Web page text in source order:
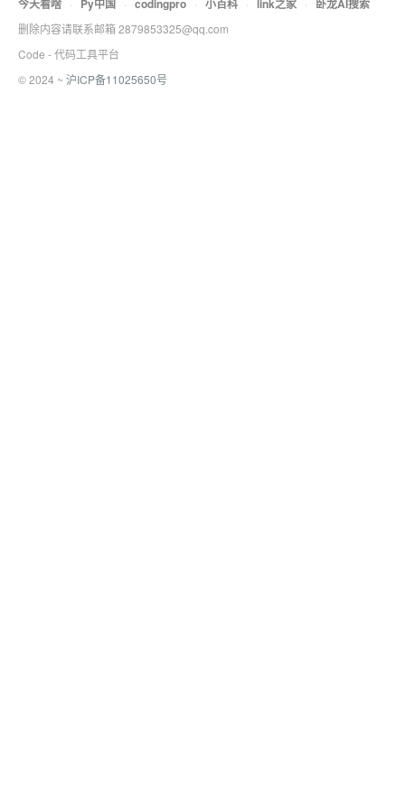
今天看啥 · Py中国 · codingpro · 小百科 · link之家 · 卧龙AI搜索
删除内容请联系邮箱 2879853325@qq.com
Code - 代码工具平台
© 2024 ~ 沪ICP备11025650号